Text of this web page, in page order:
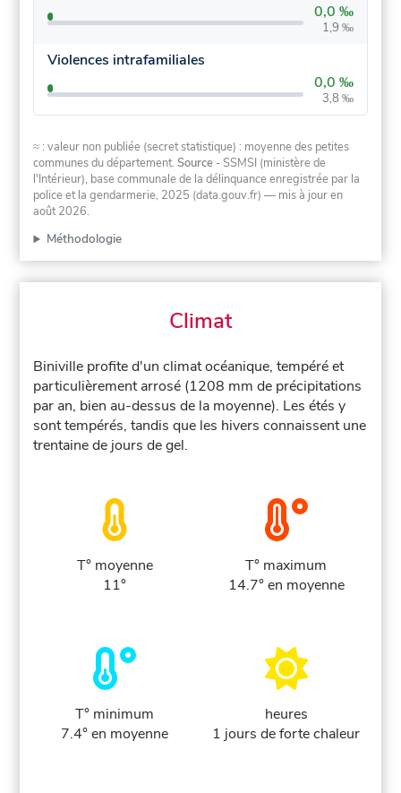
0,0 ‰
1,9 ‰
Violences intrafamiliales
0,0 ‰
3,8 ‰
≈ : valeur non publiée (secret statistique) : moyenne des petites
communes du département.Source - SSMSI (ministère de
l'Intérieur), base communale de la délinquance enregistrée par la
police et la gendarmerie, 2025 (data.gouv.fr) — mis à jour en
août 2026.
Méthodologie
Climat
Biniville profite d'un climat océanique, tempéré et
particulièrement arrosé (1208 mm de précipitations
par an, bien au-dessus de la moyenne). Les étés y
sont tempérés, tandis que les hivers connaissent une
trentaine de jours de gel.
T° moyenne
11°
T° maximum
14.7° en moyenne
T° minimum
7.4° en moyenne
heures
1 jours de forte chaleur